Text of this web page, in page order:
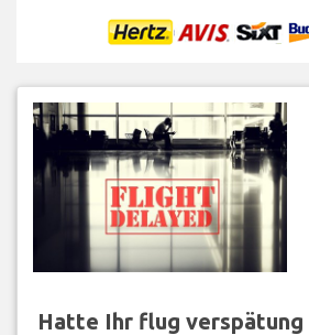
Hatte Ihr flug verspätung